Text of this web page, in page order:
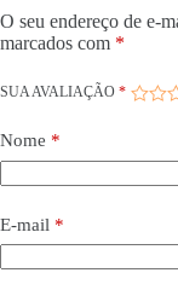
O seu endereço de e-
marcados com *
SUA AVALIAÇÃO *
Nome *
E-mail *